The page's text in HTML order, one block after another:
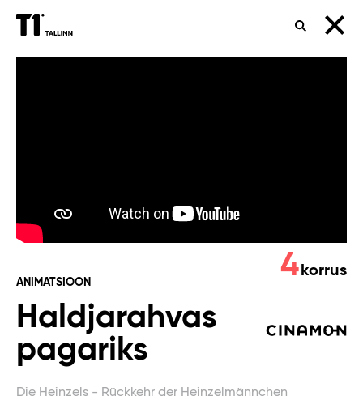
OTSING
ANIMATSIOON
Haldjarahvas
pagariks
Die Heinzels - Rückkehr der Heinzelmännchen
4 korrus